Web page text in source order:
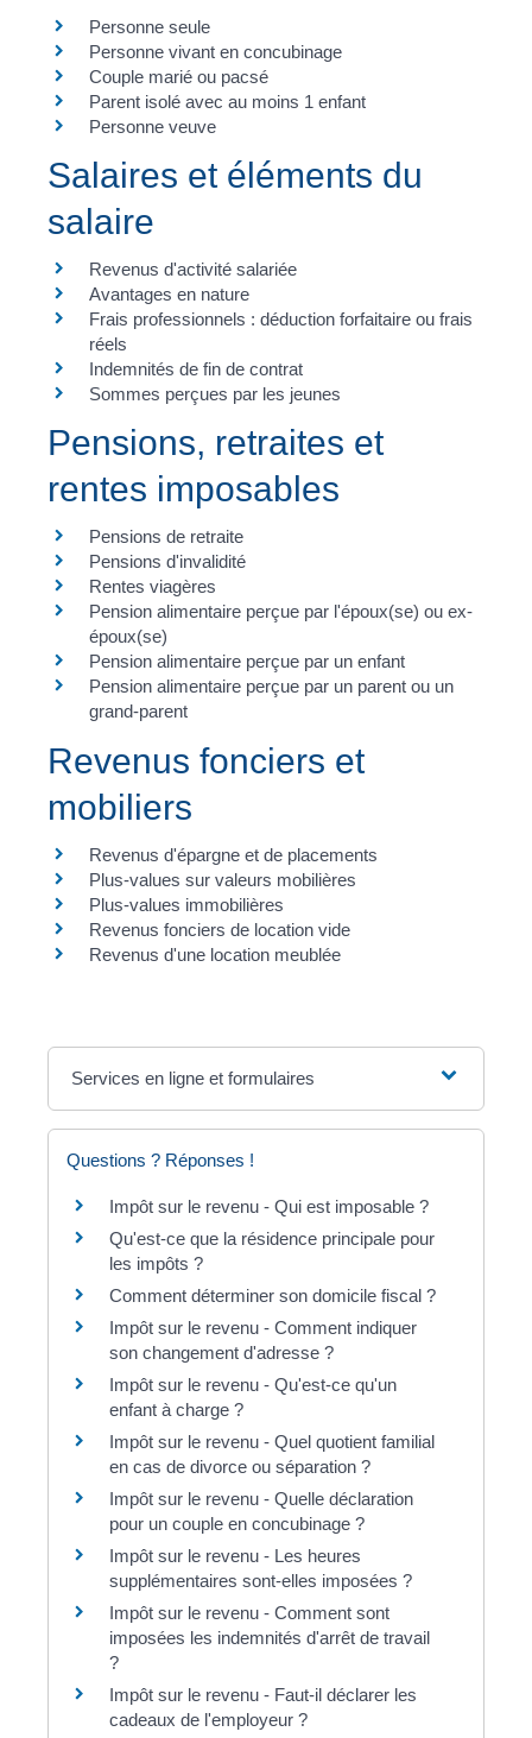
Personne seule
Personne vivant en concubinage
Couple marié ou pacsé
Parent isolé avec au moins 1 enfant
Personne veuve
Salaires et éléments du
salaire
Revenus d'activité salariée
Avantages en nature
Frais professionnels : déduction forfaitaire ou frais
réels
Indemnités de fin de contrat
Sommes perçues par les jeunes
Pensions, retraites et
rentes imposables
Pensions de retraite
Pensions d'invalidité
Rentes viagères
Pension alimentaire perçue par l'époux(se) ou ex-
époux(se)
Pension alimentaire perçue par un enfant
Pension alimentaire perçue par un parent ou un
grand-parent
Revenus fonciers et
mobiliers
Revenus d'épargne et de placements
Plus-values sur valeurs mobilières
Plus-values immobilières
Revenus fonciers de location vide
Revenus d'une location meublée
Services en ligne et formulaires
Questions ? Réponses !
Impôt sur le revenu - Qui est imposable ?
Qu'est-ce que la résidence principale pour
les impôts ?
Comment déterminer son domicile fiscal ?
Impôt sur le revenu - Comment indiquer
son changement d'adresse ?
Impôt sur le revenu - Qu'est-ce qu'un
enfant à charge ?
Impôt sur le revenu - Quel quotient familial
en cas de divorce ou séparation ?
Impôt sur le revenu - Quelle déclaration
pour un couple en concubinage ?
Impôt sur le revenu - Les heures
supplémentaires sont-elles imposées ?
Impôt sur le revenu - Comment sont
imposées les indemnités d'arrêt de travail
?
Impôt sur le revenu - Faut-il déclarer les
cadeaux de l'employeur ?